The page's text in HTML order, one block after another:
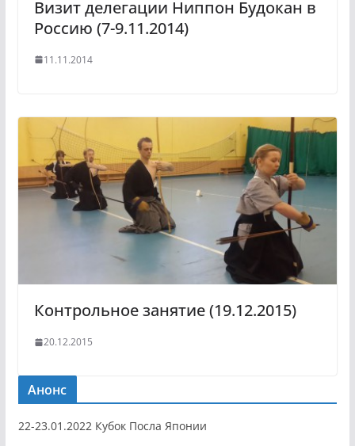
Визит делегации Ниппон Будокан в
Россию (7-9.11.2014)
11.11.2014
Контрольное занятие (19.12.2015)
20.12.2015
Анонс
22-23.01.2022 Кубок Посла Японии